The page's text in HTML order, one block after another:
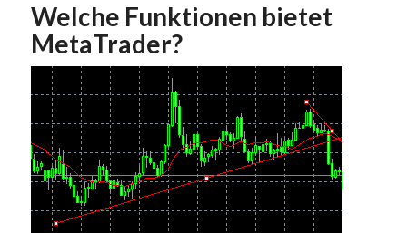
Welche Funktionen bietet
MetaTrader?